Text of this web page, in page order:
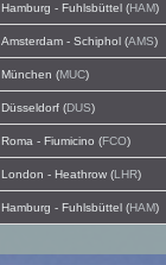
Hamburg - Fuhlsbüttel (HAM)
Amsterdam - Schiphol (AMS)
München (MUC)
Düsseldorf (DUS)
Roma - Fiumicino (FCO)
London - Heathrow (LHR)
Hamburg - Fuhlsbüttel (HAM)